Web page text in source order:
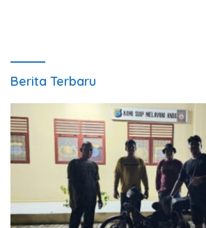
Berita Terbaru